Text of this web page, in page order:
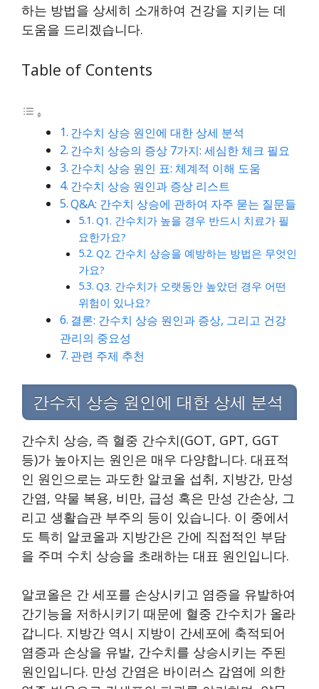
하는 방법을 상세히 소개하여 건강을 지키는 데
도움을 드리겠습니다.
Table of Contents
간수치 상승 원인에 대한 상세 분석
간수치 상승의 증상 7가지: 세심한 체크 필요
간수치 상승 원인 표: 체계적 이해 도움
간수치 상승 원인과 증상 리스트
Q&A: 간수치 상승에 관하여 자주 묻는 질문들
Q1. 간수치가 높을 경우 반드시 치료가 필
요한가요?
Q2. 간수치 상승을 예방하는 방법은 무엇인
가요?
Q3. 간수치가 오랫동안 높았던 경우 어떤
위험이 있나요?
결론: 간수치 상승 원인과 증상, 그리고 건강
관리의 중요성
관련 주제 추천
간수치 상승 원인에 대한 상세 분석
간수치 상승, 즉 혈중 간수치(GOT, GPT, GGT
등)가 높아지는 원인은 매우 다양합니다. 대표적
인 원인으로는 과도한 알코올 섭취, 지방간, 만성
간염, 약물 복용, 비만, 급성 혹은 만성 간손상, 그
리고 생활습관 부주의 등이 있습니다. 이 중에서
도 특히 알코올과 지방간은 간에 직접적인 부담
을 주며 수치 상승을 초래하는 대표 원인입니다.
알코올은 간 세포를 손상시키고 염증을 유발하여
간기능을 저하시키기 때문에 혈중 간수치가 올라
갑니다. 지방간 역시 지방이 간세포에 축적되어
염증과 손상을 유발, 간수치를 상승시키는 주된
원인입니다. 만성 간염은 바이러스 감염에 의한